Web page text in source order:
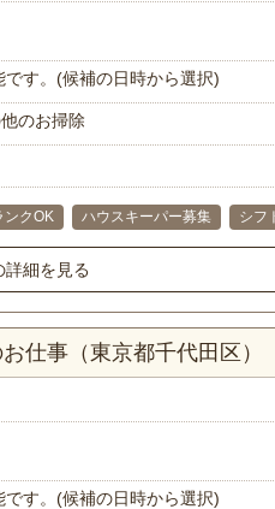
す。(候補の日時から選択)
のお掃除
ンクOK ハウスキーパー募集 シフ
詳細を見る
仕事（東京都千代田区）
す。(候補の日時から選択)